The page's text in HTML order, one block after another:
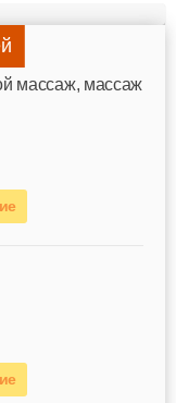
массаж, массаж